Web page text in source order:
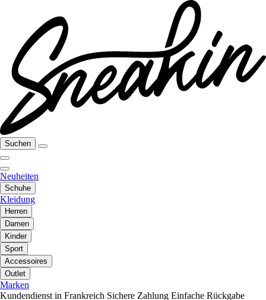
Suchen
Neuheiten
Schuhe
Kleidung
Herren
Damen
Kinder
Sport
Accessoires
Outlet
Marken
Kundendienst in Frankreich Sichere Zahlung Einfache Rückgabe